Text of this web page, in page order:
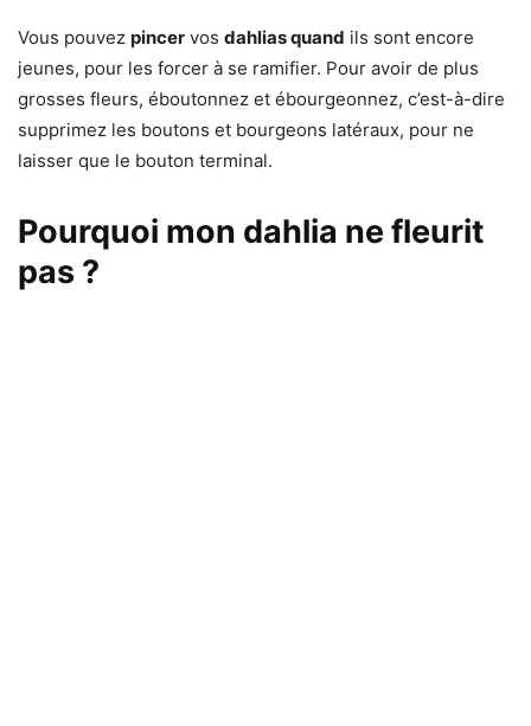
Vous pouvez pincer vos dahlias quand ils sont encore
jeunes, pour les forcer à se ramifier. Pour avoir de plus
grosses fleurs, éboutonnez et ébourgeonnez, c’est-à-dire
supprimez les boutons et bourgeons latéraux, pour ne
laisser que le bouton terminal.
Pourquoi mon dahlia ne fleurit
pas ?